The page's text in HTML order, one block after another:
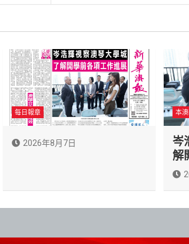
每日報章
2026年8月7日
本
岑
解